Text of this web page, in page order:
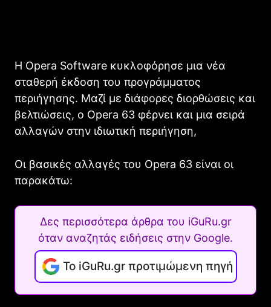
Η Opera Software κυκλοφόρησε μια νέα
σταθερή έκδοση του προγράμματος
περιήγησης. Μαζί με διάφορες διορθώσεις και
βελτιώσεις, ο Opera 63 φέρνει και μια σειρά
αλλαγών στην ιδιωτική περιήγηση,
Οι βασικές αλλαγές του Opera 63 είναι οι
παρακάτω:
Δες περισσότερα άρθρα του iGuRu.gr
όταν αναζητάς ειδήσεις στην Google.
Το iGuRu.gr προτιμώμενη πηγή